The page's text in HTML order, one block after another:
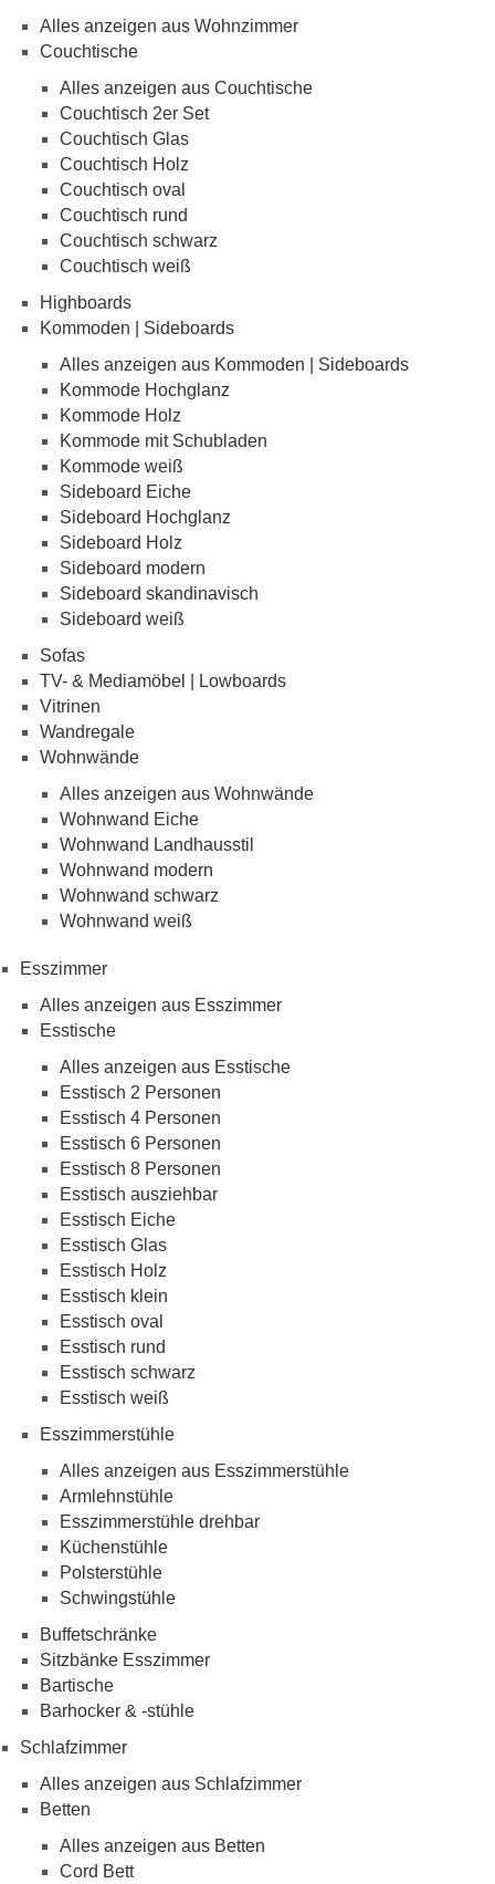
Alles anzeigen aus Wohnzimmer
Couchtische
Alles anzeigen aus Couchtische
Couchtisch 2er Set
Couchtisch Glas
Couchtisch Holz
Couchtisch oval
Couchtisch rund
Couchtisch schwarz
Couchtisch weiß
Highboards
Kommoden | Sideboards
Alles anzeigen aus Kommoden | Sideboards
Kommode Hochglanz
Kommode Holz
Kommode mit Schubladen
Kommode weiß
Sideboard Eiche
Sideboard Hochglanz
Sideboard Holz
Sideboard modern
Sideboard skandinavisch
Sideboard weiß
Sofas
TV- & Mediamöbel | Lowboards
Vitrinen
Wandregale
Wohnwände
Alles anzeigen aus Wohnwände
Wohnwand Eiche
Wohnwand Landhausstil
Wohnwand modern
Wohnwand schwarz
Wohnwand weiß
Esszimmer
Alles anzeigen aus Esszimmer
Esstische
Alles anzeigen aus Esstische
Esstisch 2 Personen
Esstisch 4 Personen
Esstisch 6 Personen
Esstisch 8 Personen
Esstisch ausziehbar
Esstisch Eiche
Esstisch Glas
Esstisch Holz
Esstisch klein
Esstisch oval
Esstisch rund
Esstisch schwarz
Esstisch weiß
Esszimmerstühle
Alles anzeigen aus Esszimmerstühle
Armlehnstühle
Esszimmerstühle drehbar
Küchenstühle
Polsterstühle
Schwingstühle
Buffetschränke
Sitzbänke Esszimmer
Bartische
Barhocker & -stühle
Schlafzimmer
Alles anzeigen aus Schlafzimmer
Betten
Alles anzeigen aus Betten
Cord Bett